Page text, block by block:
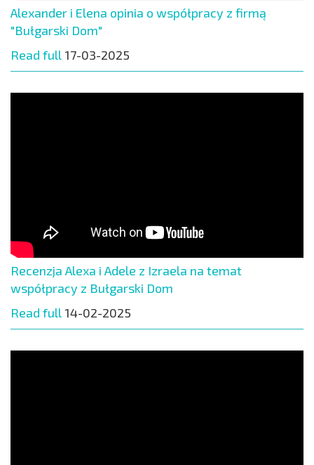
Alexander i Elena opinia o współpracy z firmą
"Bułgarski Dom"
Read full 17-03-2025
Recenzja Alexa i Adele z Izraela na temat
współpracy z Bułgarski Dom
Read full 14-02-2025